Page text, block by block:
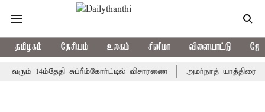
தமிழகம் தேசியம் உலகம் சினிமா விளையாட்டு
14ம்தேதி சுப்ரீம்கோர்ட்டில் விசாரணை அமர்நாத் யாத்திரை